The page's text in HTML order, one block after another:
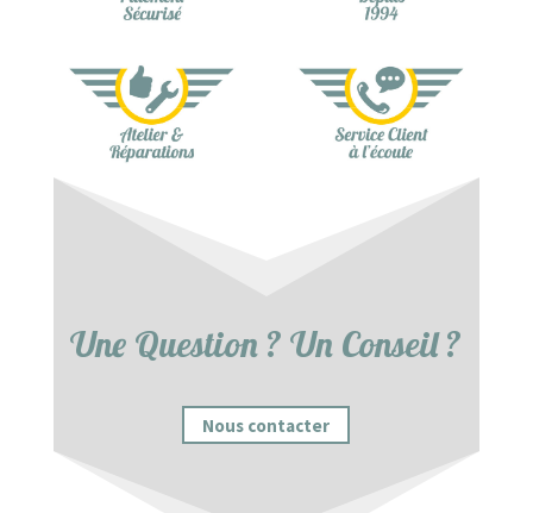
Une Question ? Un Conseil ?
Nous contacter